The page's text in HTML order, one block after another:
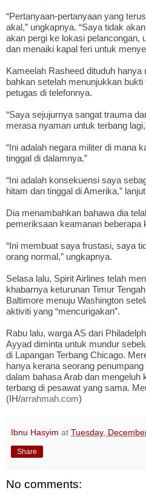
“Pertanyaan-pertanyaan yang
akal,” ungkapnya. “Saya tidak
akan pergi ke lokasi pelancongan,
dan menaiki kapal feri untuk
Kameelah Rasheed dituduh
bahkan setelah menunjukkan
petugas di telefonnya.
“Saya sejujurnya sangat trauma
merasa nyaman untuk terbang
“Ini adalah negara militer di mana
tinggal di dalamnya.”
“Ini adalah konsekuensi saya
hitam dan tinggal di Amerika.”
Dia menambahkan bahawa dia
pemeriksaan keamanan beberapa
“Ini membuat saya frustasi, saya
orang normal,” ungkapnya.
Selasa lalu, Spirit Airlines telah
khabarnya keturunan Timur
Baltimore menuju Washington
aktiviti yang “mencurigakan”.
Rabu lalu, warga AS dari
Ayyad diminta untuk mundur
di Lapangan Terbang Chicago.
hanya kerana seorang
dalam bahasa Arab dan mengeluh
terbang di pesawat yang sama.
(IH/arrahmah.com)
Ibnu Hasyim at Tuesday,
Share
No comments: